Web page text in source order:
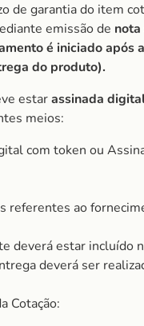
de garantia do item
emissão de
é iniciado após
do produto).
estarassinada
meios:
com token ou
referentes ao
deverá estar incluído
deverá ser
Cotação: